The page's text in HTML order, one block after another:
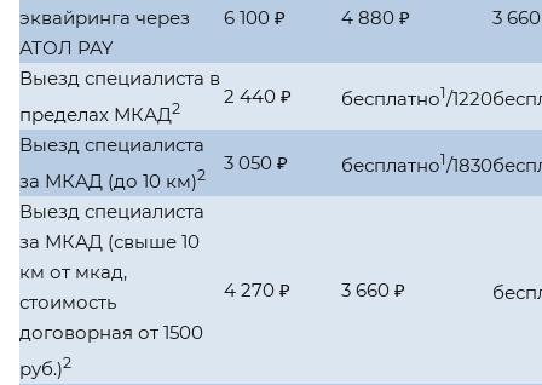
эквайринга через
АТОЛ PAY
6 100 ₽ 4 880 ₽ 3
Выезд специалиста в
пределах МКАД2
2 440 ₽ бесплатно1/1220
Выезд специалиста
за МКАД (до 10 км)2
3 050 ₽ бесплатно1/1830
Выезд специалиста
за МКАД (свыше 10
км от мкад,
стоимость
договорная от 1500
руб.)2
4 270 ₽ 3 660 ₽